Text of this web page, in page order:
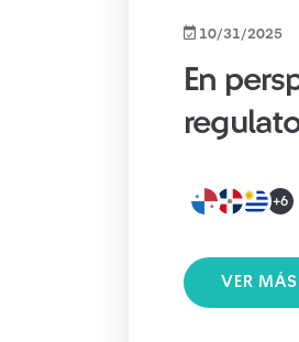
10/31/2025
En
+6
VER MÁS